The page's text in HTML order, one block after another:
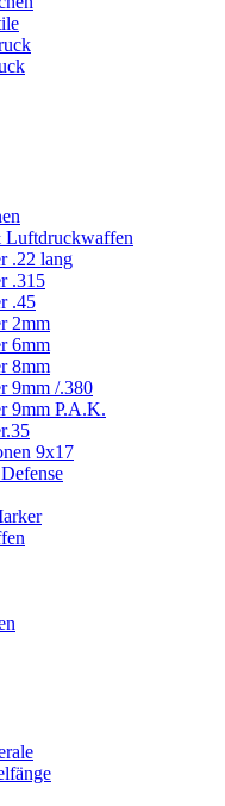
.22 lang
.315
.45
2mm
6mm
8mm
9mm /.380
9mm P.A.K.
9x17